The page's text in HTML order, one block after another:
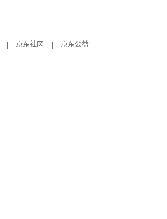
京东社区
京东公益